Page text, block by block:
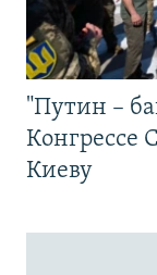
"Путин –
Конгрессе
Киеву